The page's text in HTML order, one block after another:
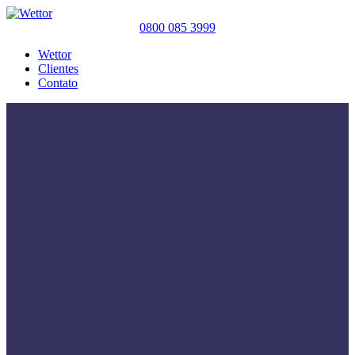
0800 085 3999
Wettor
Clientes
Contato